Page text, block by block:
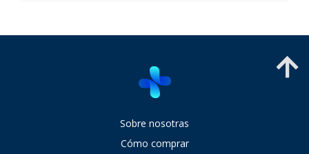
Sobre nosotras
Cómo comprar